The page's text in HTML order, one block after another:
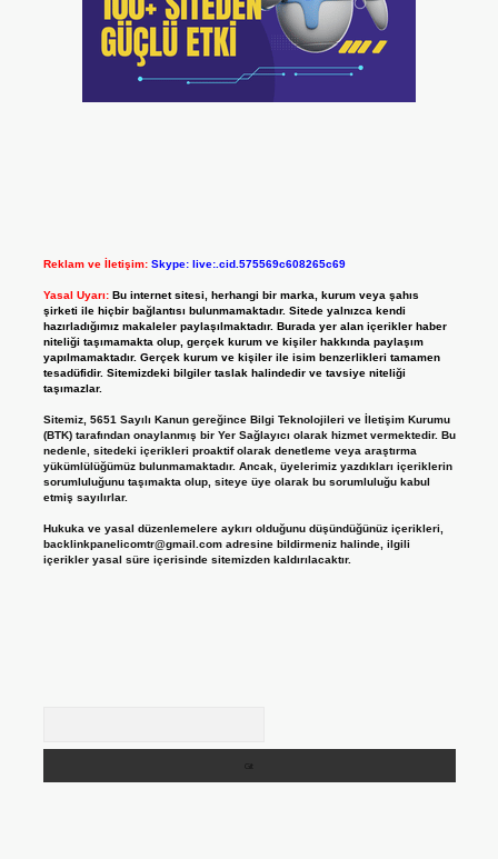
Reklam ve İletişim: Skype: live:.cid.575569c608265c69
Yasal Uyarı: Bu internet sitesi, herhangi bir marka, kurum veya şahıs
şirketi ile hiçbir bağlantısı bulunmamaktadır. Sitede yalnızca kendi
hazırladığımız makaleler paylaşılmaktadır. Burada yer alan içerikler haber
niteliği taşımamakta olup, gerçek kurum ve kişiler hakkında paylaşım
yapılmamaktadır. Gerçek kurum ve kişiler ile isim benzerlikleri tamamen
tesadüfidir. Sitemizdeki bilgiler taslak halindedir ve tavsiye niteliği
taşımazlar.
Sitemiz, 5651 Sayılı Kanun gereğince Bilgi Teknolojileri ve İletişim Kurumu
(BTK) tarafından onaylanmış bir Yer Sağlayıcı olarak hizmet vermektedir. Bu
nedenle, sitedeki içerikleri proaktif olarak denetleme veya araştırma
yükümlülüğümüz bulunmamaktadır. Ancak, üyelerimiz yazdıkları içeriklerin
sorumluluğunu taşımakta olup, siteye üye olarak bu sorumluluğu kabul
etmiş sayılırlar.
Hukuka ve yasal düzenlemelere aykırı olduğunu düşündüğünüz içerikleri,
backlinkpanelicomtr@gmail.comadresine bildirmeniz halinde, ilgili
içerikler yasal süre içerisinde sitemizden kaldırılacaktır.